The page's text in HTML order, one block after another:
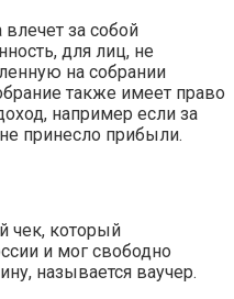
за собой
для лиц, не
на собрании
также имеет право
например если за
принесло прибыли.
чек, который
и мог свободно
называется ваучер.